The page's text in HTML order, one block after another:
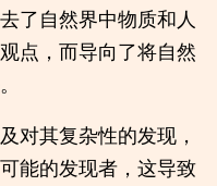
了自然界中物质和人
点，而导向了将自然
对其复杂性的发现，
能的发现者，这导致